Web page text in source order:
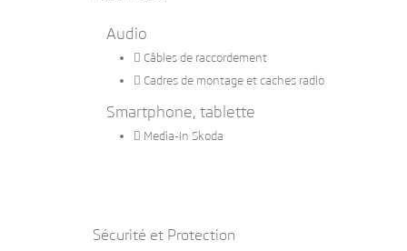
Audio
 Câbles de raccordement
 Cadres de montage et caches radio
Smartphone, tablette
 Media-In Skoda
Sécurité et Protection